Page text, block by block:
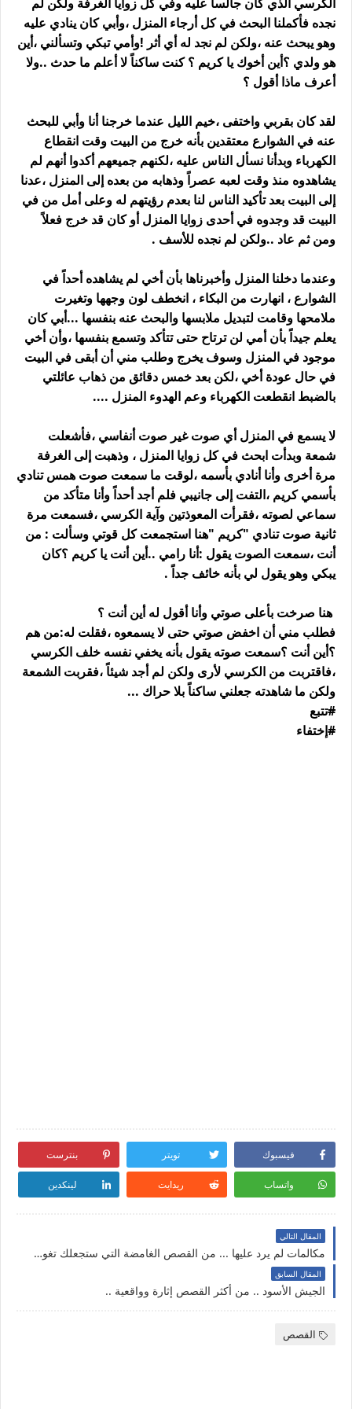
نجده فأكملنا البحث في كل أرجاء المنزل ،وأبي كان ينادي عليه
وهو يبحث عنه ،ولكن لم نجد له أي أثر !وأمي تبكي وتسألني ،أين
هو ولدي ؟أين أخوك يا كريم ؟ كنت ساكناً لا أعلم ما حدث ..ولا
أعرف ماذا أقول ؟
لقد كان بقربي واختفى ،خيم الليل عندما خرجنا أنا وأبي للبحث
عنه في الشوارع معتقدين بأنه خرج من البيت وقت انقطاع
الكهرباء وبدأنا نسأل الناس عليه ،لكنهم جميعهم أكدوا أنهم لم
يشاهدوه منذ وقت لعبه عصراً وذهابه من بعده إلى المنزل ،عدنا
إلى البيت بعد تأكيد الناس لنا بعدم رؤيتهم له وعلى أمل من في
البيت قد وجدوه في أحدى زوايا المنزل أو كان قد خرج فعلاً
ومن ثم عاد ..ولكن لم نجده للأسف .
وعندما دخلنا المنزل وأخبرناها بأن أخي لم يشاهده أحداً في
الشوارع ، انهارت من البكاء ، انخطف لون وجهها وتغيرت
ملامحها وقامت لتبديل ملابسها والبحث عنه بنفسها ...أبي كان
يعلم جيداً بأن أمي لن ترتاح حتى تتأكد وتسمع بنفسها ،وأن أخي
موجود في المنزل وسوف يخرج وطلب مني أن أبقى في البيت
في حال عودة أخي ،لكن بعد خمس دقائق من ذهاب عائلتي
بالضبط انقطعت الكهرباء وعم الهدوء المنزل ....
لا يسمع في المنزل أي صوت غير صوت أنفاسي ،فأشعلت
شمعة وبدأت ابحث في كل زوايا المنزل ، وذهبت إلى الغرفة
مرة أخرى وأنا أنادي بأسمه ،لوقت ما سمعت صوت همس تنادي
بأسمي كريم ،التفت إلى جانيبي فلم أجد أحداً وأنا متأكد من
سماعي لصوته ،فقرأت المعوذتين وآية الكرسي ،فسمعت مرة
ثانية صوت تنادي "كريم "هنا استجمعت كل قوتي وسألت : من
أنت ،سمعت الصوت يقول :أنا رامي ..أين أنت يا كريم ؟كان
يبكي وهو يقول لي بأنه خائف جداً .
هنا صرخت بأعلى صوتي وأنا أقول له أين أنت ؟
فطلب مني أن اخفض صوتي حتى لا يسمعوه ،فقلت له:من هم
؟أين أنت ؟سمعت صوته يقول بأنه يخفي نفسه خلف الكرسي
،فاقتربت من الكرسي لأرى ولكن لم أجد شيئاً ،فقربت الشمعة
ولكن ما شاهدته جعلني ساكناً بلا حراك ...
#تتبع
#إختفاء
فيسبوك تويتر بنترست
واتساب ريدايت لينكدين
المقال التالي
مكالمات لم يرد عليها ... من القصص الغامضة التي ستجعلك تغوص في تفاصيلها
المقال السابق
الجيش الأسود .. من أكثر القصص إثارة وواقعية ..
القصص